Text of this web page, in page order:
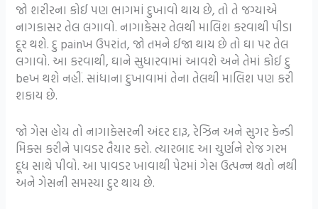
જો શરીરના કોઈ પણ ભાગમાં દુખાવો થાય છે, તો તે જગ્યાએ
નાગકાસર તેલ લગાવો. નાગાકેસર તેલથી માલિશ કરવાથી પીડા
દૂર થશે. દુ painખ ઉપરાંત, જો તમને ઈજા થાય છે તો ઘા પર તેલ
લગાવો. આ કરવાથી, ઘાને સુધારવામાં આવશે અને તેમાં કોઈ દુ
beખ થશે નહીં. સાંધાના દુખાવામાં તેના તેલથી માલિશ પણ કરી
શકાય છે.
જો ગેસ હોય તો નાગાકેસરની અંદર દારૂ, રેઝિન અને સુગર કેન્ડી
મિક્સ કરીને પાવડર તૈયાર કરો. ત્યારબાદ આ ચુર્ણને રોજ ગરમ
દૂધ સાથે પીવો. આ પાવડર ખાવાથી પેટમાં ગેસ ઉત્પન્ન થતો નથી
અને ગેસની સમસ્યા દુર થાય છે.